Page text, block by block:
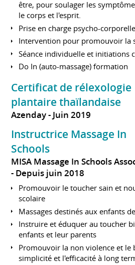
être, pour soulager les
le corps et l'esprit.
Prise en charge psycho-corporelle
Intervention pour promouvoir la
Séance individuelle et initiations
Do In (auto-massage) formation
Certificat de rélexologie
plantaire thaïlandaise
Azenday Juin 2019
Instructrice Massage In
Schools
MISA Massage In Schools
Depuis juin 2018
Promouvoir le toucher sain et
scolaire
Massages destinés aux enfants
Instruire et éduquer au toucher
enfants et leur parents
Promouvoir la non violence et le
simplicité et l'efficacité à long